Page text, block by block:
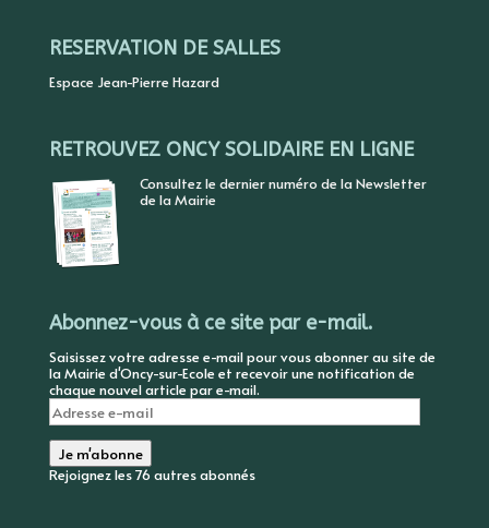
RESERVATION DE SALLES
Espace Jean-Pierre Hazard
RETROUVEZ ONCY SOLIDAIRE EN LIGNE
Consultez le dernier numéro de la Newsletter
de la Mairie
Abonnez-vous à ce site par e-mail.
Saisissez votre adresse e-mail pour vous abonner au site de
la Mairie d'Oncy-sur-Ecole et recevoir une notification de
chaque nouvel article par e-mail.
Adresse
e-
mail
Je m'abonne
Rejoignez les 76 autres abonnés